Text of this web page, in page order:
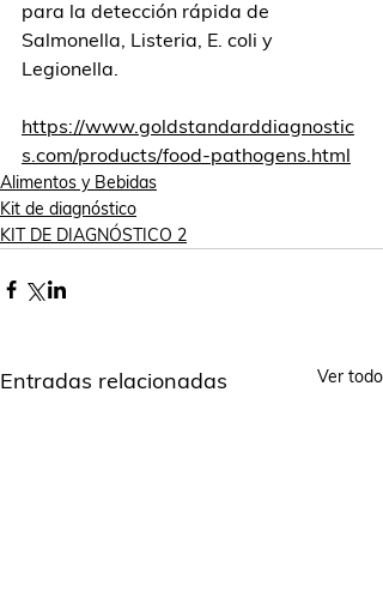
para la detección rápida de
Salmonella, Listeria, E. coli y
Legionella.
https://www.goldstandarddiagnostic
s.com/products/food-pathogens.html
Alimentos y Bebidas
Kit de diagnóstico
KIT DE DIAGNÓSTICO 2
Entradas relacionadas Ver todo